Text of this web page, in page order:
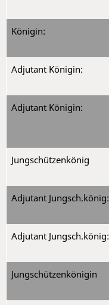
Königin:
Adjutant Königin:
Adjutant Königin:
Jungschützenkönig
Adjutant Jungsch.könig:
Adjutant Jungsch.könig:
Jungschützenkönigin